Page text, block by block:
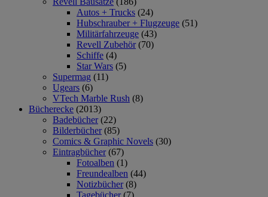
Autos + Trucks (24)
Hubschrauber + Flugzeuge (51)
Militärfahrzeuge (43)
Revell Zubehör (70)
Schiffe (4)
Star Wars (5)
Supermag (11)
Ugears (6)
VTech Marble Rush (8)
Bücherecke (2013)
Badebücher (22)
Bilderbücher (85)
Comics & Graphic Novels (30)
Eintragbücher (67)
Fotoalben (1)
Freundealben (44)
Notizbücher (8)
Tagebücher (7)